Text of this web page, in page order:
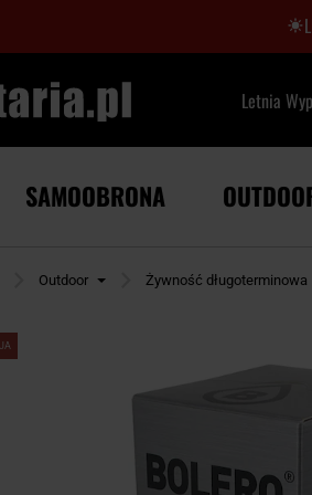
Letnia
SAMOOBRONA
Outdoor Żywność długoterminowa